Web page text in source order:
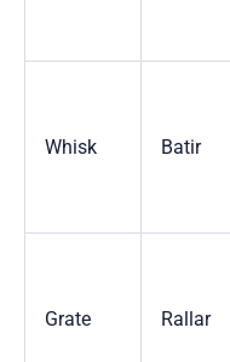
Whisk Batir
Grate Rallar